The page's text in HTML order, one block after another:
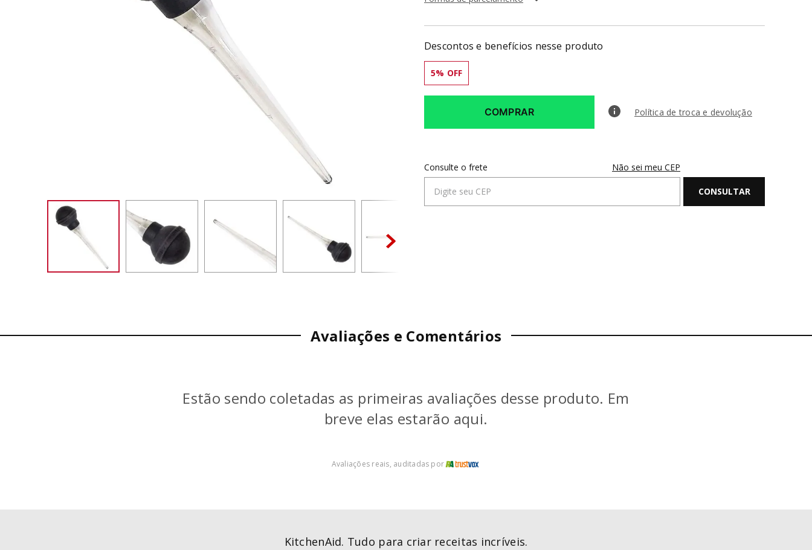
10º PURE POWER
Descontos e benefícios nesse produto
5% OFF
COMPRAR Política de troca e devolução
Não sei meu CEP
Avaliações e Comentários
Estão sendo coletadas as primeiras avaliações desse produto. Em
breve elas estarão aqui.
Avaliações reais, auditadas por
KitchenAid. Tudo para criar receitas incríveis.